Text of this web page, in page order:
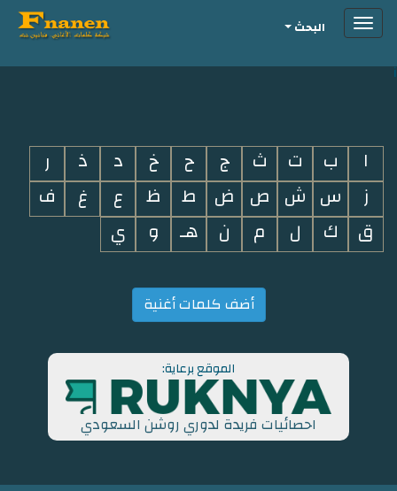
i
Toggleالبحث
ا ب ت ث ج ح خ د ذ
ر
ز
س ش ص ض ط ظ ع غ
ف
ق
ك ل م ن هـ و ي
أضف كلمات أغنية
الموقع برعاية:
احصائيات فريدة لدوري روشن السعودي